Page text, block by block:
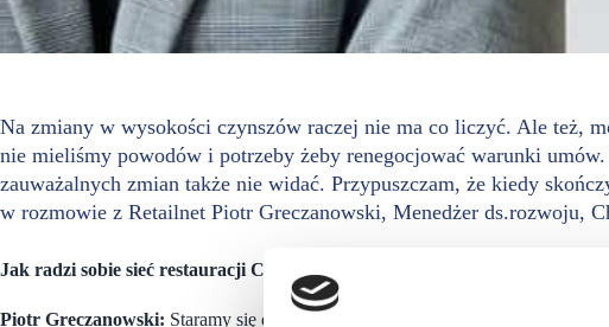
Na zmiany w wysokości czynszów raczej nie ma co liczyć. Ale też,
nie mieliśmy powodów i potrzeby żeby renegocjować warunki
zauważalnych zmian także nie widać. Przypuszczam, że kiedy
w rozmowie z Retailnet Piotr Greczanowski, Menedżer ds.rozwoju,
Jak radzi sobie sieć restauracji Chinkalnia w opcji na dowóz?
Piotr Greczanowski: Staramy się działać w opcji na dowóz i na wynos, ale nie